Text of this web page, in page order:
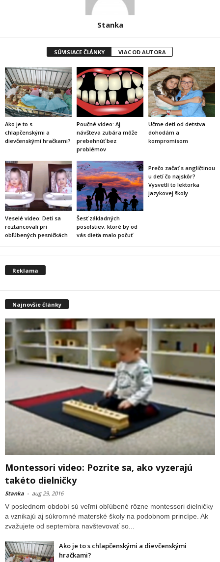
Stanka
SÚVISIACE ČLÁNKY VIAC OD AUTORA
Ako je to s
chlapčenskými a
dievčenskými hračkami?
Poučné video: Aj
návšteva zubára môže
prebehnúť bez
problémov
Učme deti od detstva
dohodám a
kompromisom
Veselé video: Deti sa
roztancovali pri
obľúbených pesničkách
Šesť základných
posolstiev, ktoré by od
vás dieťa malo počuť
Prečo začať s angličtinou
u detí čo najskôr?
Vysvetlí to lektorka
jazykovej školy
Reklama
Najnovšie články
Montessori video: Pozrite sa, ako vyzerajú
takéto dielničky
Stanka - aug 29, 2016
V poslednom období sú veľmi obľúbené rôzne montessori dielničky
a vznikajú aj súkromné materské školy na podobnom princípe. Ak
zvažujete od septembra navštevovať so...
Ako je to s chlapčenskými a dievčenskými
hračkami?